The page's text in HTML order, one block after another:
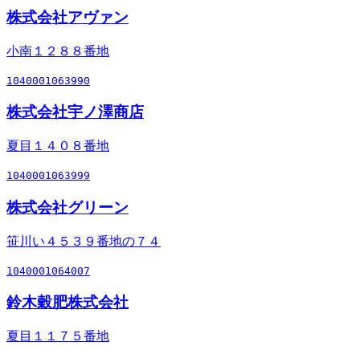
株式会社アヴァン
小南１２８８番地
1040001063990
株式会社宇ノ澤商店
夏目１４０８番地
1040001063999
株式会社グリーン
笹川い４５３９番地の７４
1040001064007
鈴木穀肥株式会社
夏目１１７５番地